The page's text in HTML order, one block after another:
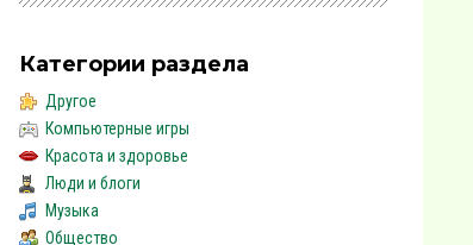
Категории раздела
Другое
Компьютерные игры
Красота и здоровье
Люди и блоги
Музыка
Общество